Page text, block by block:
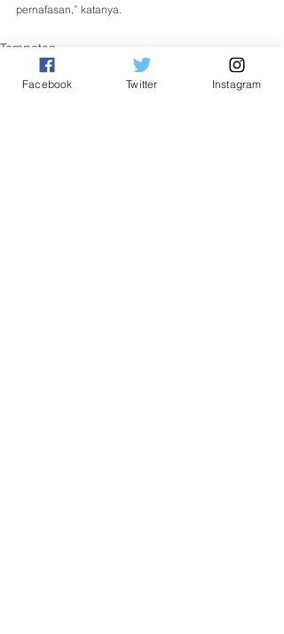
pernafasan,” katanya.
Tempatan
Facebook Twitter Instagram